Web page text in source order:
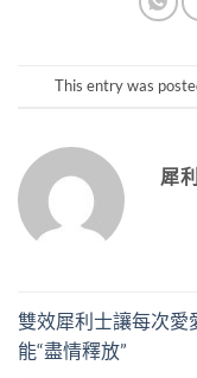
This entry was
犀
雙效犀利士讓每次愛
能“盡情釋放”